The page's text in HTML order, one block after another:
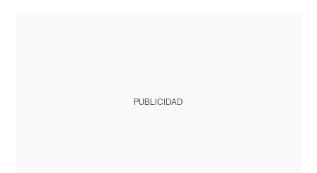
PUBLICIDAD